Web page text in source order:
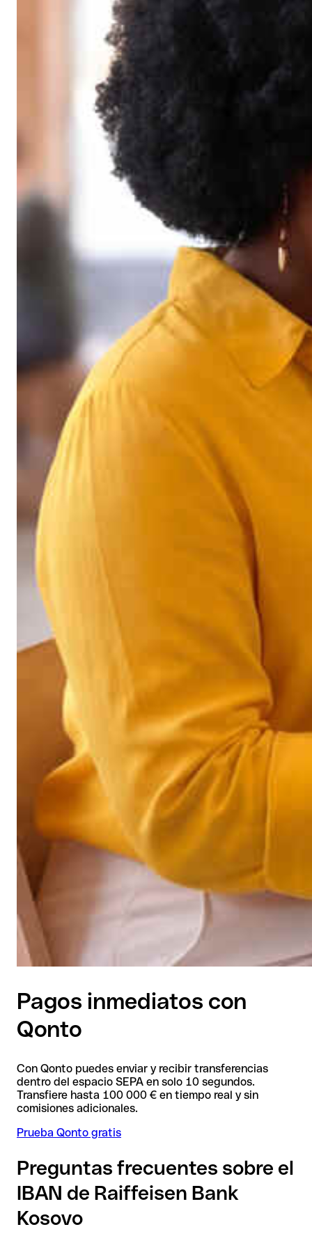
Pagos inmediatos con
Qonto
Con Qonto puedes enviar y recibir transferencias
dentro del espacio SEPA en solo 10 segundos.
Transfiere hasta 100 000 € en tiempo real y sin
comisiones adicionales.
Prueba Qonto gratis
Preguntas frecuentes sobre el
IBAN de Raiffeisen Bank
Kosovo